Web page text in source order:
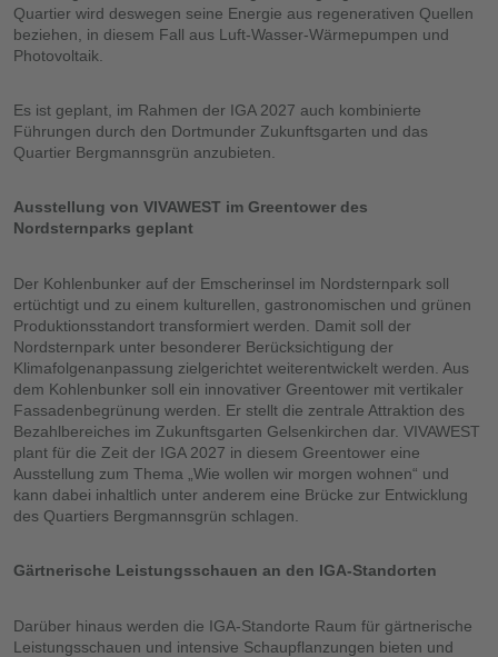
Quartier wird deswegen seine Energie aus regenerativen Quellen
beziehen, in diesem Fall aus Luft-Wasser-Wärmepumpen und
Photovoltaik.
Es ist geplant, im Rahmen der IGA 2027 auch kombinierte
Führungen durch den Dortmunder Zukunftsgarten und das
Quartier Bergmannsgrün anzubieten.
Ausstellung von VIVAWEST im Greentower des
Nordsternparks geplant
Der Kohlenbunker auf der Emscherinsel im Nordsternpark soll
ertüchtigt und zu einem kulturellen, gastronomischen und grünen
Produktionsstandort transformiert werden. Damit soll der
Nordsternpark unter besonderer Berücksichtigung der
Klimafolgenanpassung zielgerichtet weiterentwickelt werden. Aus
dem Kohlenbunker soll ein innovativer Greentower mit vertikaler
Fassadenbegrünung werden. Er stellt die zentrale Attraktion des
Bezahlbereiches im Zukunftsgarten Gelsenkirchen dar. VIVAWEST
plant für die Zeit der IGA 2027 in diesem Greentower eine
Ausstellung zum Thema „Wie wollen wir morgen wohnen“ und
kann dabei inhaltlich unter anderem eine Brücke zur Entwicklung
des Quartiers Bergmannsgrün schlagen.
Gärtnerische Leistungsschauen an den IGA-Standorten
Darüber hinaus werden die IGA-Standorte Raum für gärtnerische
Leistungsschauen und intensive Schaupflanzungen bieten und